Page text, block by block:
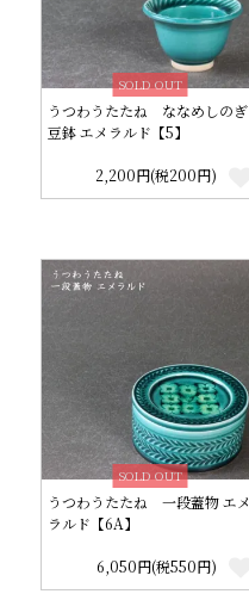
SOLD OUT
うつわうたたね ななめしのぎ
豆鉢 エメラルド【5】
2,200円(税200円)
SOLD OUT
うつわうたたね 一段蓋物 エメ
ラルド【6A】
6,050円(税550円)